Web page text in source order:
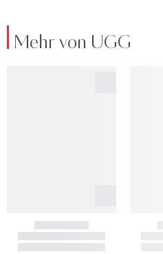
Mehr von UGG